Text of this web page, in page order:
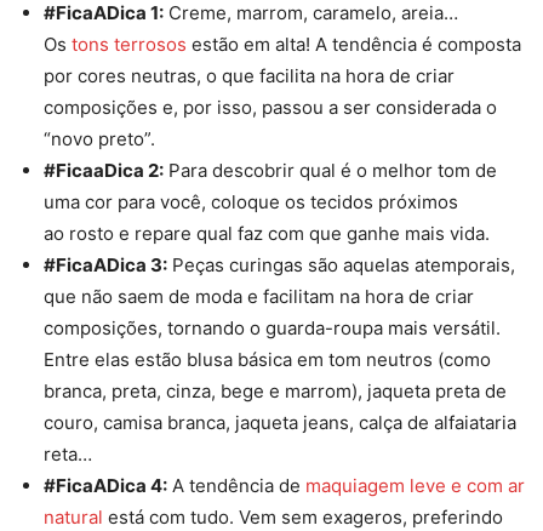
#FicaADica 1: Creme, marrom, caramelo, areia…
Os tons terrosos estão em alta! A tendência é composta
por cores neutras, o que facilita na hora de criar
composições e, por isso, passou a ser considerada o
“novo preto”.
#FicaaDica 2: Para descobrir qual é o melhor tom de
uma cor para você, coloque os tecidos próximos
ao rosto e repare qual faz com que ganhe mais vida.
#FicaADica 3: Peças curingas são aquelas atemporais,
que não saem de moda e facilitam na hora de criar
composições, tornando o guarda-roupa mais versátil.
Entre elas estão blusa básica em tom neutros (como
branca, preta, cinza, bege e marrom), jaqueta preta de
couro, camisa branca, jaqueta jeans, calça de alfaiataria
reta…
#FicaADica 4: A tendência de maquiagem leve e com ar
natural está com tudo. Vem sem exageros, preferindo